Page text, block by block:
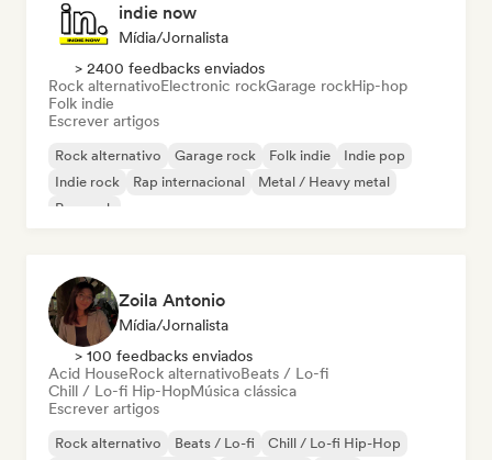
indie now
Mídia/Jornalista
> 2400 feedbacks enviados
Rock alternativoElectronic rockGarage rockHip-hop
Folk indie
Escrever artigos
Rock alternativo Garage rock Folk indie
Indie pop
Indie rock
Rap internacional
Metal / Heavy metal
Pop rock
Zoila Antonio
Mídia/Jornalista
> 100 feedbacks enviados
Acid HouseRock alternativoBeats / Lo-fi
Chill / Lo-fi Hip-HopMúsica clássica
Escrever artigos
Rock alternativo Beats / Lo-fi
Chill / Lo-fi Hip-Hop